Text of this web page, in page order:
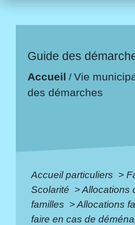
Guide des
Accueil /Vie
des démarches
Accueil particuliers >
Scolarité >Allocations
familles >Allocations
faire en cas de